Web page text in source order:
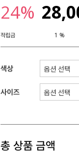
24%
적립금 1 %
색상
사이즈
총 상품 금액